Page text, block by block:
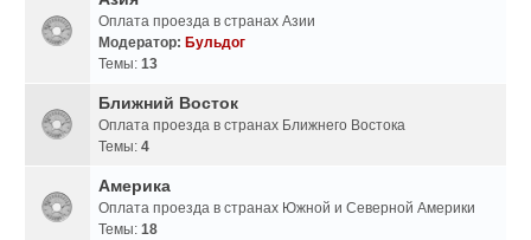
Оплата проезда в странах Азии
Модератор: Бульдог
Темы:13
Ближний Восток
Оплата проезда в странах Ближнего Востока
Темы:4
Америка
Оплата проезда в странах Южной и Северной Америки
Темы:18